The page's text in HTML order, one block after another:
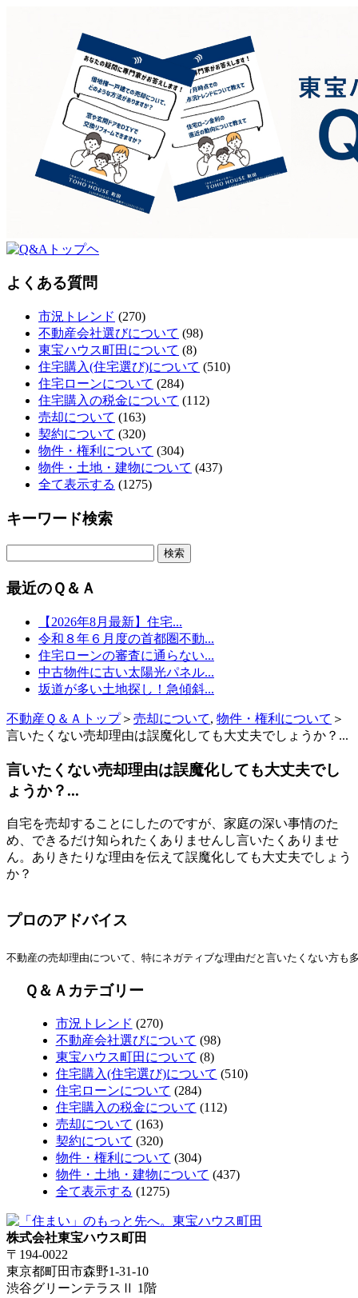
よくある質問
市況トレンド (270)
不動産会社選びについて (98)
東宝ハウス町田について (8)
住宅購入(住宅選び)について (510)
住宅ローンについて (284)
住宅購入の税金について (112)
売却について (163)
契約について (320)
物件・権利について (304)
物件・土地・建物について (437)
全て表示する (1275)
キーワード検索
最近のＱ＆Ａ
【2026年8月最新】住宅...
令和８年６月度の首都圏不動...
住宅ローンの審査に通らない...
中古物件に古い太陽光パネル...
坂道が多い土地探し！急傾斜...
不動産Ｑ＆Ａトップ＞ 売却について, 物件・権利について ＞
言いたくない売却理由は誤魔化しても大丈夫でしょうか？...
言いたくない売却理由は誤魔化しても大丈夫でし
ょうか？...
自宅を売却することにしたのですが、家庭の深い事情のた
め、できるだけ知られたくありませんし言いたくありませ
ん。ありきたりな理由を伝えて誤魔化しても大丈夫でしょう
か？
プロのアドバイス
不動産の売却理由について、特にネガティブな理由だと言いたくない方
Ｑ＆Ａカテゴリー
市況トレンド (270)
不動産会社選びについて (98)
東宝ハウス町田について (8)
住宅購入(住宅選び)について (510)
住宅ローンについて (284)
住宅購入の税金について (112)
売却について (163)
契約について (320)
物件・権利について (304)
物件・土地・建物について (437)
全て表示する (1275)
株式会社東宝ハウス町田
〒194-0022
東京都町田市森野1-31-10
渋谷グリーンテラスⅡ 1階